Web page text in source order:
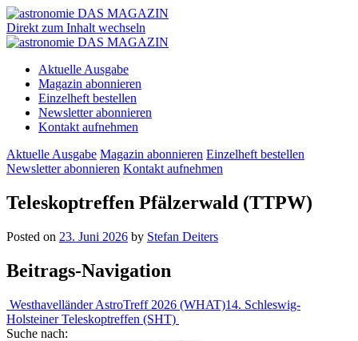
Direkt zum Inhalt wechseln
Aktuelle Ausgabe
Magazin abonnieren
Einzelheft bestellen
Newsletter abonnieren
Kontakt aufnehmen
Aktuelle Ausgabe Magazin abonnieren Einzelheft bestellen
Newsletter abonnieren Kontakt aufnehmen
Teleskoptreffen Pfälzerwald (TTPW)
Posted on 23. Juni 2026 by Stefan Deiters
Beitrags-Navigation
Westhavelländer AstroTreff 2026 (WHAT)14. Schleswig-
Holsteiner Teleskoptreffen (SHT)
Suche nach: